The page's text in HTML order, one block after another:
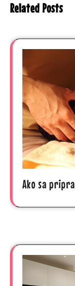
Related Posts
Ako sa